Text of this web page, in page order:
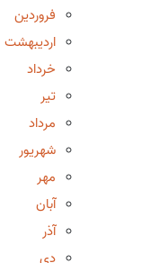
فروردین
اردیبهشت
خرداد
تیر
مرداد
شهریور
مهر
آبان
آذر
دی